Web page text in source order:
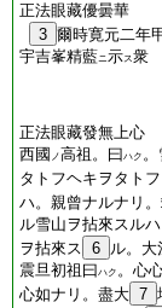
正法眼藏優曇華
3 爾時寛元二年
宇吉峯精藍ニ示ス衆
正法眼藏發無上心
西國 ノ高祖。曰ハク 。
タトフヘキヲタト
ハ。親曾ナルナリ
ル雪山ヲ拈來スル
ヲ拈來ス 6 ル。大
震旦初祖曰ハク 。心
心如ナリ。盡大 7